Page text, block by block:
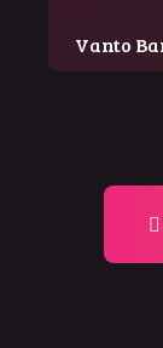
Vanto